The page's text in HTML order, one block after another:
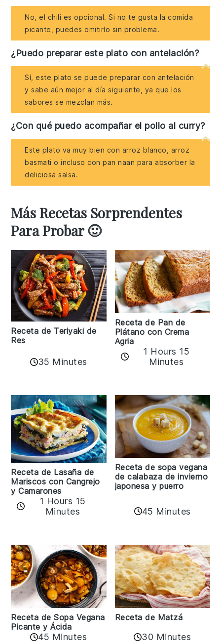
No, el chili es opcional. Si no te gusta la comida
picante, puedes omitirlo sin problema.
¿Puedo preparar este plato con antelación?
Sí, este plato se puede preparar con antelación
y sabe aún mejor al día siguiente, ya que los
sabores se mezclan más.
¿Con qué puedo acompañar el pollo al curry?
Este plato va muy bien con arroz blanco, arroz
basmati o incluso con pan naan para absorber la
deliciosa salsa.
Más Recetas Sorprendentes
Para Probar 🙂
Receta de Teriyaki de
Res
35 Minutes
Receta de Pan de
Plátano con Crema
Agria
1 Hours 15
Minutes
Receta de Lasaña de
Mariscos con Cangrejo
y Camarones
1 Hours 15
Minutes
Receta de sopa vegana
de calabaza de invierno
japonesa y puerro
45 Minutes
Receta de Sopa Vegana
Picante y Ácida
45 Minutes
Receta de Matzá
30 Minutes